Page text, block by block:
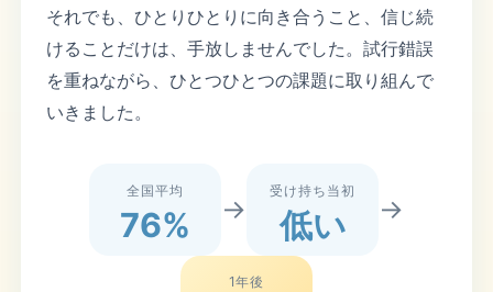
それでも、ひとりひとりに向き合うこと、信じ続
けることだけは、手放しませんでした。試行錯誤
を重ねながら、ひとつひとつの課題に取り組んで
いきました。
全国平均
76% →
受け持ち当初
低い →
1年後